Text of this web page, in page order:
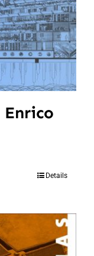
Details